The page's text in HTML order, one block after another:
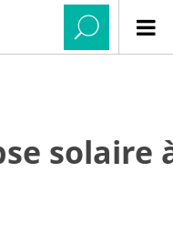
solaire